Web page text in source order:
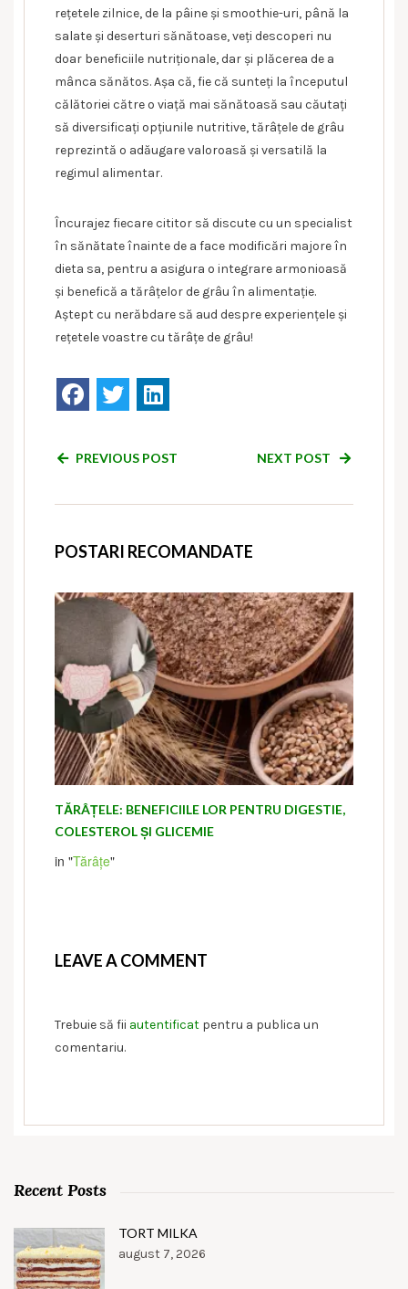
rețetele zilnice, de la pâine și smoothie-uri, până la
salate și deserturi sănătoase, veți descoperi nu
doar beneficiile nutriționale, dar și plăcerea de a
mânca sănătos. Așa că, fie că sunteți la începutul
călătoriei către o viață mai sănătoasă sau căutați
să diversificați opțiunile nutritive, tărâțele de grâu
reprezintă o adăugare valoroasă și versatilă la
regimul alimentar.
Încurajez fiecare cititor să discute cu un specialist
în sănătate înainte de a face modificări majore în
dieta sa, pentru a asigura o integrare armonioasă
și benefică a tărâțelor de grâu în alimentație.
Aștept cu nerăbdare să aud despre experiențele și
rețetele voastre cu tărâțe de grâu!
PREVIOUS POST NEXT POST
POSTARI RECOMANDATE
TĂRÂȚELE: BENEFICIILE LOR PENTRU DIGESTIE,
COLESTEROL ȘI GLICEMIE
in "Tărâțe"
LEAVE A COMMENT
Trebuie să fii autentificat pentru a publica un
comentariu.
Recent Posts
TORT MILKA
august 7, 2026